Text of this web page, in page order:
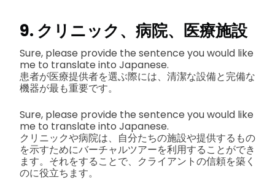
9. クリニック、病院、医療施設
Sure, please provide the sentence you would like
me to translate into Japanese.
患者が医療提供者を選ぶ際には、清潔な設備と完備な
機器が最も重要です。
Sure, please provide the sentence you would like
me to translate into Japanese.
クリニックや病院は、自分たちの施設や提供するもの
を示すためにバーチャルツアーを利用することができ
ます。それをすることで、クライアントの信頼を築く
のに役立ちます。